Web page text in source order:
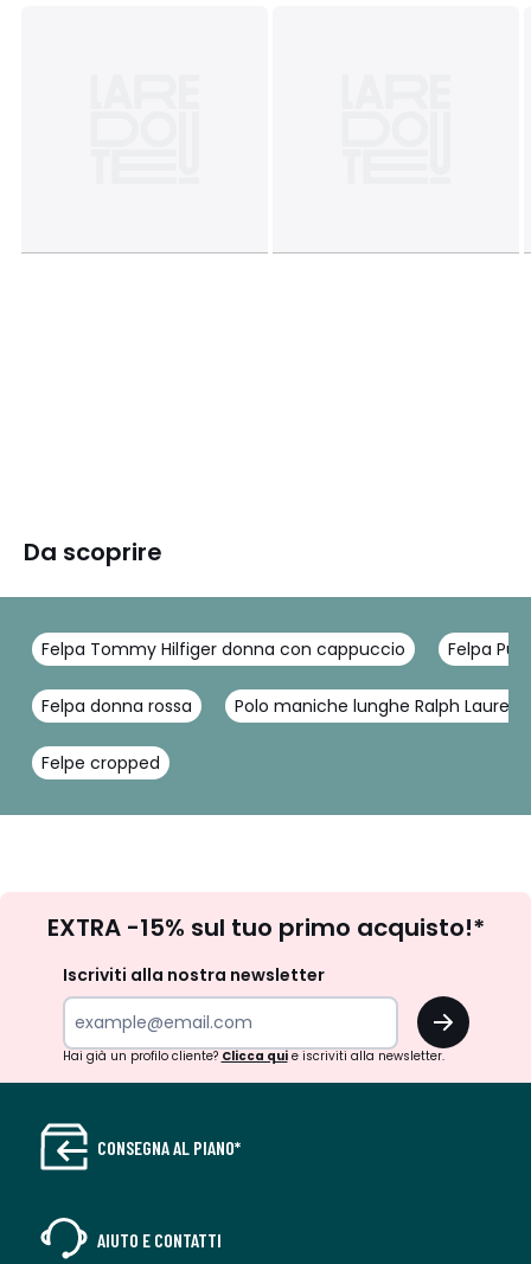
Da scoprire
Felpa Tommy Hilfiger donna con cappuccio Felpa
Felpa donna rossa Polo maniche lunghe Ralph Lauren
Felpe cropped
newsletter
EXTRA -15% sul tuo primo acquisto!*
Iscriviti alla nostra newsletter
OK
Hai già un profilo cliente? Clicca quie iscriviti alla newsletter.
CONSEGNA AL PIANO*
AIUTO E CONTATTI